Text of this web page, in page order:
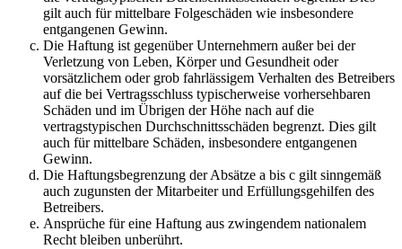
gilt auch für mittelbare Folgeschäden wie insbesondere
entgangenen Gewinn.
Die Haftung ist gegenüber Unternehmern außer bei der
Verletzung von Leben, Körper und Gesundheit oder
vorsätzlichem oder grob fahrlässigem Verhalten des Betreibers
auf die bei Vertragsschluss typischerweise vorhersehbaren
Schäden und im Übrigen der Höhe nach auf die
vertragstypischen Durchschnittsschäden begrenzt. Dies gilt
auch für mittelbare Schäden, insbesondere entgangenen
Gewinn.
Die Haftungsbegrenzung der Absätze a bis c gilt sinngemäß
auch zugunsten der Mitarbeiter und Erfüllungsgehilfen des
Betreibers.
Ansprüche für eine Haftung aus zwingendem nationalem
Recht bleiben unberührt.